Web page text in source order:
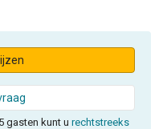
gasten kunt u rechtstreeks